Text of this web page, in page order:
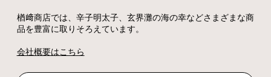
楢﨑商店では、辛子明太子、玄界灘の海の幸などさまざまな商
品を豊富に取りそろえています。
会社概要はこちら